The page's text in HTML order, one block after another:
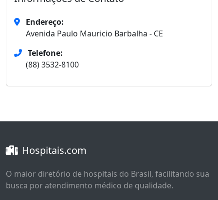
Endereço:
Avenida Paulo Mauricio Barbalha - CE
Telefone:
(88) 3532-8100
Hospitais.com
O maior diretório de hospitais do Brasil, facilitando sua
busca por atendimento médico de qualidade.